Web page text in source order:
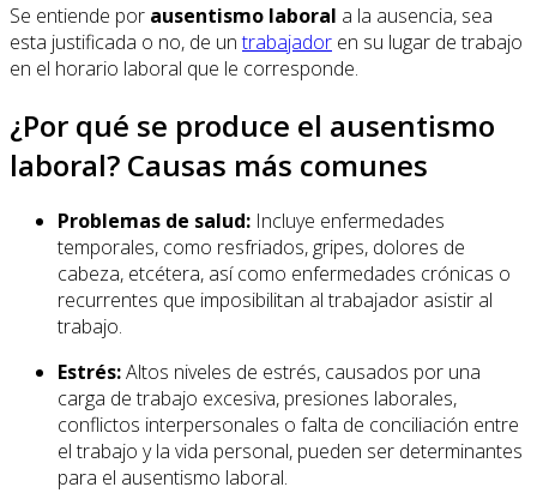
Se entiende por ausentismo laboral a la ausencia, sea
esta justificada o no, de untrabajador en su lugar de trabajo
en el horario laboral que le corresponde.
¿Por qué se produce el ausentismo
laboral? Causas más comunes
Problemas de salud: Incluye enfermedades
temporales, como resfriados, gripes, dolores de
cabeza, etcétera, así como enfermedades crónicas o
recurrentes que imposibilitan al trabajador asistir al
trabajo.
Estrés:Altos niveles de estrés, causados por una
carga de trabajo excesiva, presiones laborales,
conflictos interpersonales o falta de conciliación entre
el trabajo y la vida personal, pueden ser determinantes
para el ausentismo laboral.